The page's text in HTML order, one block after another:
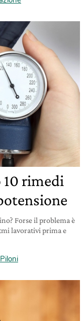
10 rimedi
Forse il problema è
lavorativi prima e